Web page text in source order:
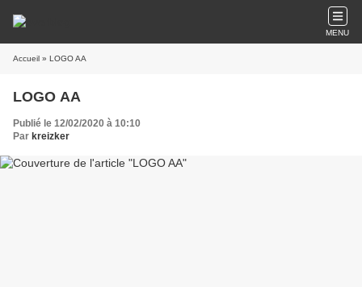
MENU
Accueil » LOGO AA
LOGO AA
Publié le 12/02/2020 à 10:10
Par kreizker